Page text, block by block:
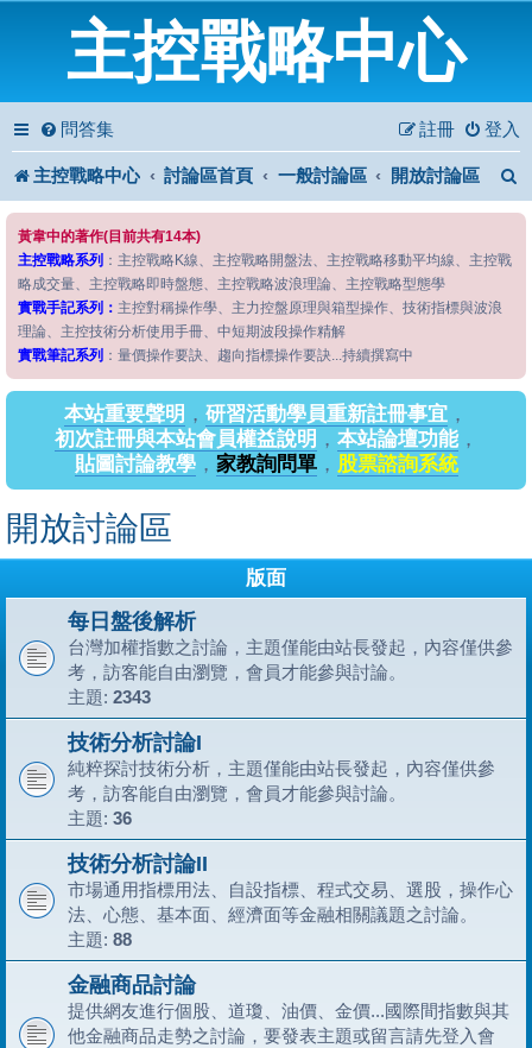
主控戰略中心
問答集 登入
註冊
主控戰略中心 討論區首頁 一般討論區 開放討論區
黃韋中的著作(目前共有14本)
主控戰略系列 ：主控戰略K線、主控戰略開盤法、主控戰略移動平均線、主控戰
略成交量、主控戰略即時盤態、主控戰略波浪理論、主控戰略型態學
實戰手記系列： 主控對稱操作學、主力控盤原理與箱型操作、技術指標與波浪
理論、主控技術分析使用手冊、中短期波段操作精解
實戰筆記系列 ：量價操作要訣、趨向指標操作要訣...持續撰寫中
本站重要聲明 ， 研習活動學員重新註冊事宜 ，
初次註冊與本站會員權益說明 ， 本站論壇功能，
貼圖討論教學， 家教詢問單， 股票諮詢系統
開放討論區
版面
每日盤後解析
台灣加權指數之討論，主題僅能由站長發起，內容僅供參
考，訪客能自由瀏覽，會員才能參與討論。
主題: 2343
技術分析討論I
純粹探討技術分析，主題僅能由站長發起，內容僅供參
考，訪客能自由瀏覽，會員才能參與討論。
主題: 36
技術分析討論II
市場通用指標用法、自設指標、程式交易、選股，操作心
法、心態、基本面、經濟面等金融相關議題之討論。
主題: 88
金融商品討論
提供網友進行個股、道瓊、油價、金價...國際間指數與其
他金融商品走勢之討論，要發表主題或留言請先登入會